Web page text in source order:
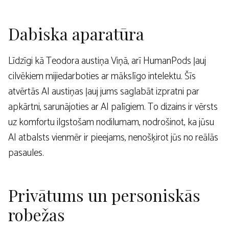
Dabiska aparatūra
Līdzīgi kā Teodora austiņa Viņā, arī HumanPods ļauj
cilvēkiem mijiedarboties ar mākslīgo intelektu. Šīs
atvērtās AI austiņas ļauj jums saglabāt izpratni par
apkārtni, sarunājoties ar AI palīgiem. To dizains ir vērsts
uz komfortu ilgstošam nodilumam, nodrošinot, ka jūsu
AI atbalsts vienmēr ir pieejams, nenošķirot jūs no reālās
pasaules.
Privātums un personiskās
robežas